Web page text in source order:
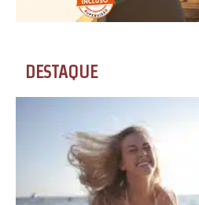
DESTAQUE